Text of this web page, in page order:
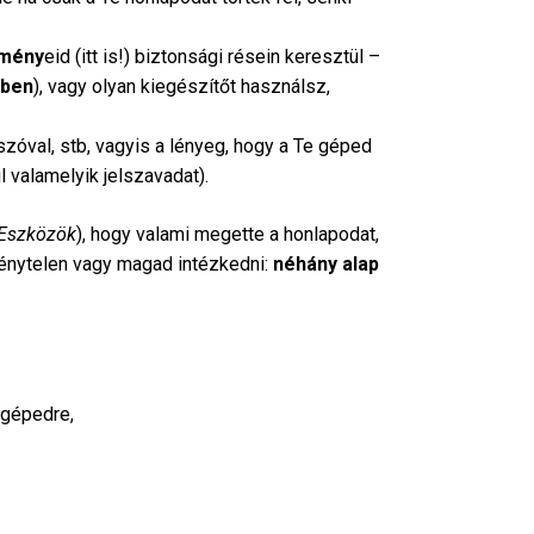
eid (itt is!) biztonsági résein keresztül –
), vagy olyan kiegészítőt használsz,
stb, vagyis a lényeg, hogy a Te géped
jelszavadat).
), hogy valami megette a honlapodat,
vagy magad intézkedni: néhány alap